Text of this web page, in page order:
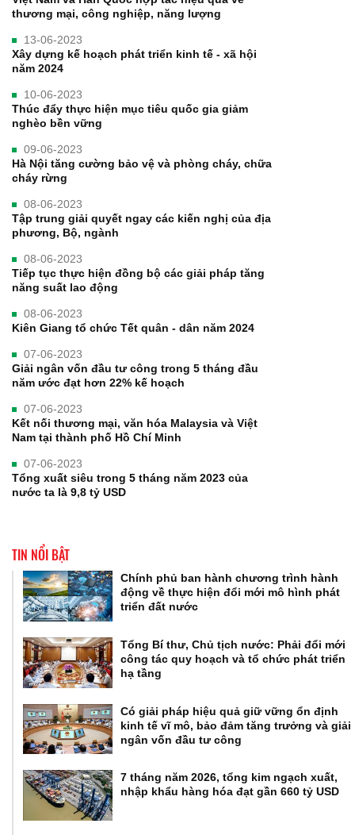
thương mại, công nghiệp, năng lượng
13-06-2023
Xây dựng kế hoạch phát triển kinh tế - xã hội
năm 2024
10-06-2023
Thúc đẩy thực hiện mục tiêu quốc gia giảm
nghèo bền vững
09-06-2023
Hà Nội tăng cường bảo vệ và phòng cháy, chữa
cháy rừng
08-06-2023
Tập trung giải quyết ngay các kiến nghị của địa
phương, Bộ, ngành
08-06-2023
Tiếp tục thực hiện đồng bộ các giải pháp tăng
năng suất lao động
08-06-2023
Kiên Giang tổ chức Tết quân - dân năm 2024
07-06-2023
Giải ngân vốn đầu tư công trong 5 tháng đầu
năm ước đạt hơn 22% kế hoạch
07-06-2023
Kết nối thương mại, văn hóa Malaysia và Việt
Nam tại thành phố Hồ Chí Minh
07-06-2023
Tổng xuất siêu trong 5 tháng năm 2023 của
nước ta là 9,8 tỷ USD
TIN NỔI BẬT
Chính phủ ban hành chương trình hành
động về thực hiện đổi mới mô hình phát
triển đất nước
Tổng Bí thư, Chủ tịch nước: Phải đổi mới
công tác quy hoạch và tổ chức phát triển
hạ tầng
Có giải pháp hiệu quả giữ vững ổn định
kinh tế vĩ mô, bảo đảm tăng trưởng và giải
ngân vốn đầu tư công
7 tháng năm 2026, tổng kim ngạch xuất,
nhập khẩu hàng hóa đạt gần 660 tỷ USD